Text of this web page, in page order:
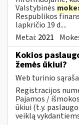
Valstybinės
Respublikos
lapkričio 19 d....
Metai: 2021
Kokios
žemės ūkiui?
Web turinio
Registracijos
Pajamos /
ūkiui (t.y.
veiklą